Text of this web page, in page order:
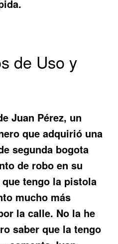
de Uso y
Juan Pérez, un
que adquirió una
segunda bogota
de robo en su
tengo la pistola
mucho más
la calle. No la he
saber que la tengo